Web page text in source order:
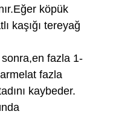
köpük
kaşığı tereyağ
sonra,en fazla 1-
fazla
kaybeder.